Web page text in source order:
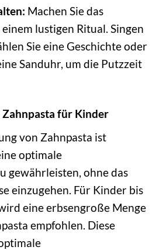
Machen Sie das
lustigen Ritual. Singen
Sie eine Geschichte oder
Sanduhr, um die Putzzeit
für Kinder
von Zahnpasta ist
optimale
gewährleisten, ohne das
einzugehen. Für Kinder bis
eine erbsengroße Menge
empfohlen. Diese